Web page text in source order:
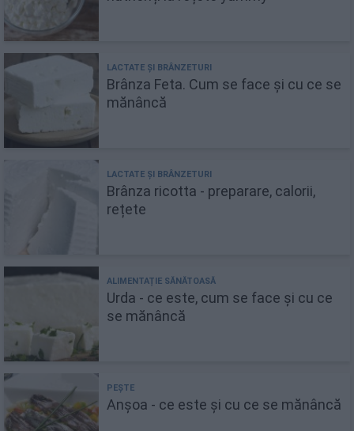
Brânza Feta. Cum se face și cu ce se
mănâncă
Brânza ricotta - preparare, calorii,
rețete
Urda - ce este, cum se face și cu ce
se mănâncă
Anșoa - ce este și cu ce se mănâncă